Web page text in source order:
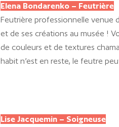
Elena Bondarenko – Feutrière
Feutrière professionnelle venue
et de ses créations au musée !
de couleurs et de textures
habit n’est en reste, le feutre
Lise Jacquemin – Soigneuse